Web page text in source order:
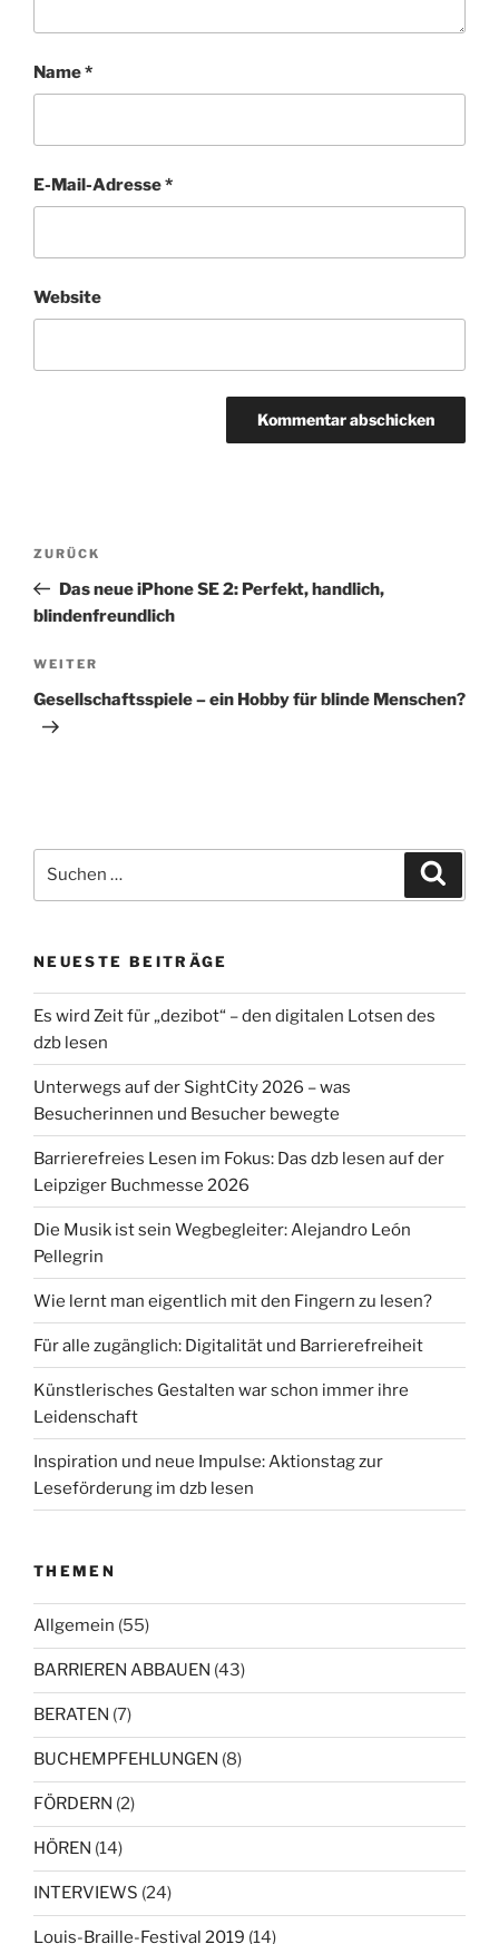
Name*
E-Mail-Adresse*
Website
Beitragsnavigation
Vorheriger
Beitrag
ZURÜCK
Das neue iPhone SE 2: Perfekt, handlich,
blindenfreundlich
Nächster
Beitrag
WEITER
Gesellschaftsspiele – ein Hobby für blinde Menschen?
nach:
NEUESTE BEITRÄGE
Es wird Zeit für „dezibot“ – den digitalen Lotsen des
dzb lesen
Unterwegs auf der SightCity 2026 – was
Besucherinnen und Besucher bewegte
Barrierefreies Lesen im Fokus: Das dzb lesen auf der
Leipziger Buchmesse 2026
Die Musik ist sein Wegbegleiter: Alejandro León
Pellegrin
Wie lernt man eigentlich mit den Fingern zu lesen?
Für alle zugänglich: Digitalität und Barrierefreiheit
Künstlerisches Gestalten war schon immer ihre
Leidenschaft
Inspiration und neue Impulse: Aktionstag zur
Leseförderung im dzb lesen
THEMEN
Allgemein (55)
BARRIEREN ABBAUEN (43)
BERATEN (7)
BUCHEMPFEHLUNGEN (8)
FÖRDERN (2)
HÖREN (14)
INTERVIEWS (24)
Louis-Braille-Festival 2019 (14)